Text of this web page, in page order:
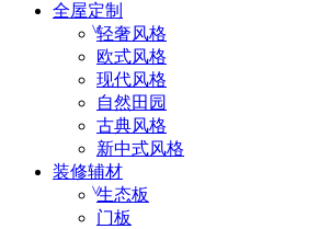
全屋定制
轻奢风格
欧式风格
现代风格
自然田园
古典风格
新中式风格
装修辅材
生态板
门板